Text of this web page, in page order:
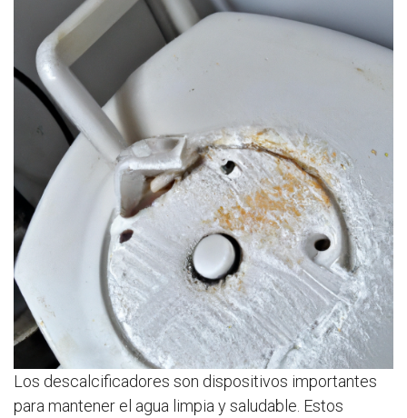
Los descalcificadores son dispositivos importantes
para mantener el agua limpia y saludable. Estos